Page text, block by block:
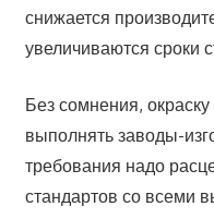
снижается
увеличиваются сроки
Без сомнения,
выполнять заводы-
требования надо
стандартов со всеми